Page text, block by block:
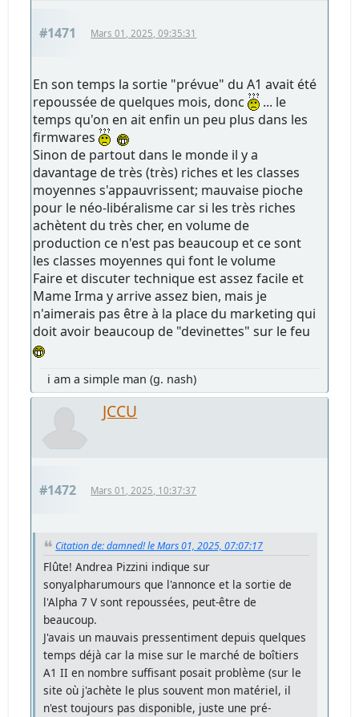
#1471 Mars 01, 2025, 09:35:31
En son temps la sortie "prévue" du A1 avait été
repoussée de quelques mois, donc
... le
temps qu'on en ait enfin un peu plus dans les
firmwares
Sinon de partout dans le monde il y a
davantage de très (très) riches et les classes
moyennes s'appauvrissent; mauvaise pioche
pour le néo-libéralisme car si les très riches
achètent du très cher, en volume de
production ce n'est pas beaucoup et ce sont
les classes moyennes qui font le volume
Faire et discuter technique est assez facile et
Mame Irma y arrive assez bien, mais je
n'aimerais pas être à la place du marketing qui
doit avoir beaucoup de "devinettes" sur le feu
i am a simple man (g. nash)
JCCU
#1472 Mars 01, 2025, 10:37:37
Citation de: damned! le Mars 01, 2025, 07:07:17
Flûte! Andrea Pizzini indique sur
sonyalpharumours que l'annonce et la sortie de
l'Alpha 7 V sont repoussées, peut-être de
beaucoup.
J'avais un mauvais pressentiment depuis quelques
temps déjà car la mise sur le marché de boîtiers
A1 II en nombre suffisant posait problème (sur le
site où j'achète le plus souvent mon matériel, il
n'est toujours pas disponible, juste une pré-